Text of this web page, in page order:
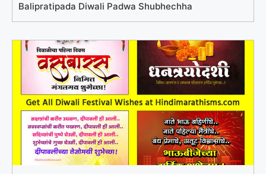
Balipratipada Diwali Padwa Shubhechha